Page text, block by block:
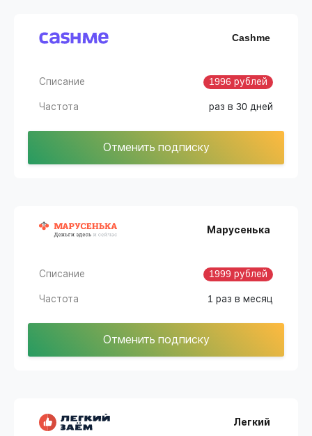
Cashme
Списание 1996 рублей
Частота раз в 30 дней
Отменить подписку
Марусенька
Списание 1999 рублей
Частота 1 раз в месяц
Отменить подписку
Легкий